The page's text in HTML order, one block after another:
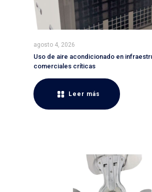
agosto 4, 2026
Uso de aire acondicionado en
comerciales críticas
Leer más